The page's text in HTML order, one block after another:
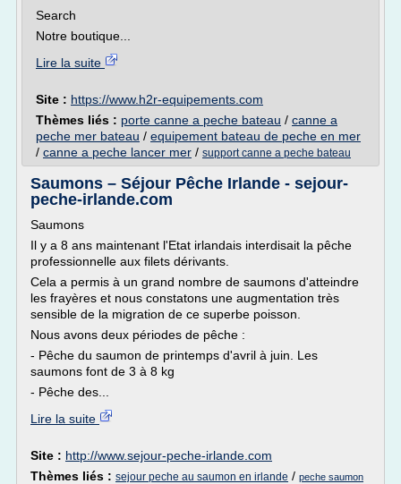
Search
Notre boutique...
Lire la suite
Site : https://www.h2r-equipements.com
Thèmes liés : porte canne a peche bateau / canne a
peche mer bateau / equipement bateau de peche en mer
/ canne a peche lancer mer / support canne a peche bateau
Saumons – Séjour Pêche Irlande - sejour-
peche-irlande.com
Saumons
Il y a 8 ans maintenant l'Etat irlandais interdisait la pêche
professionnelle aux filets dérivants.
Cela a permis à un grand nombre de saumons d'atteindre
les frayères et nous constatons une augmentation très
sensible de la migration de ce superbe poisson.
Nous avons deux périodes de pêche :
- Pêche du saumon de printemps d'avril à juin. Les
saumons font de 3 à 8 kg
- Pêche des...
Lire la suite
Site : http://www.sejour-peche-irlande.com
Thèmes liés : sejour peche au saumon en irlande / peche saumon